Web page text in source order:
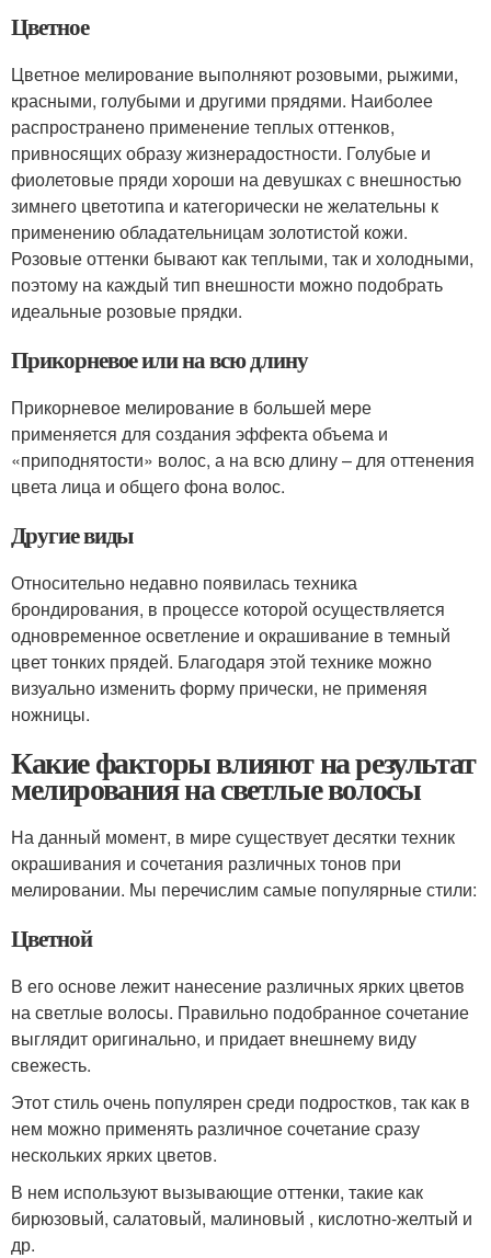
Цветное
Цветное мелирование выполняют розовыми, рыжими,
красными, голубыми и другими прядями. Наиболее
распространено применение теплых оттенков,
привносящих образу жизнерадостности. Голубые и
фиолетовые пряди хороши на девушках с внешностью
зимнего цветотипа и категорически не желательны к
применению обладательницам золотистой кожи.
Розовые оттенки бывают как теплыми, так и холодными,
поэтому на каждый тип внешности можно подобрать
идеальные розовые прядки.
Прикорневое или на всю длину
Прикорневое мелирование в большей мере
применяется для создания эффекта объема и
«приподнятости» волос, а на всю длину – для оттенения
цвета лица и общего фона волос.
Другие виды
Относительно недавно появилась техника
брондирования, в процессе которой осуществляется
одновременное осветление и окрашивание в темный
цвет тонких прядей. Благодаря этой технике можно
визуально изменить форму прически, не применяя
ножницы.
Какие факторы влияют на результат
мелирования на светлые волосы
На данный момент, в мире существует десятки техник
окрашивания и сочетания различных тонов при
мелировании. Мы перечислим самые популярные стили:
Цветной
В его основе лежит нанесение различных ярких цветов
на светлые волосы. Правильно подобранное сочетание
выглядит оригинально, и придает внешнему виду
свежесть.
Этот стиль очень популярен среди подростков, так как в
нем можно применять различное сочетание сразу
нескольких ярких цветов.
В нем используют вызывающие оттенки, такие как
бирюзовый, салатовый, малиновый , кислотно-желтый и
др.